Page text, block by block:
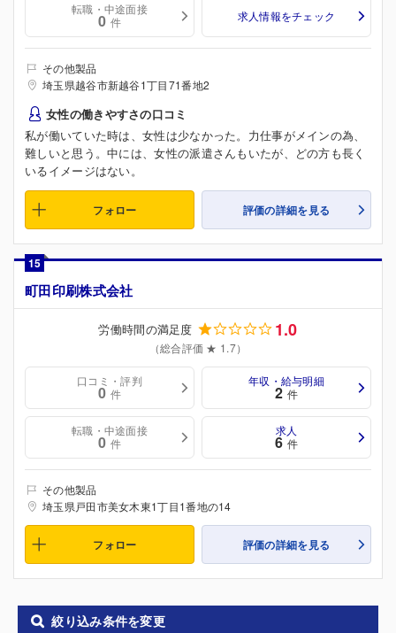
転職・中途面接
0 件 求人情報をチェック
その他製品
埼玉県越谷市新越谷1丁目71番地2
女性の働きやすさの口コミ
私が働いていた時は、女性は少なかった。力仕事がメインの為、
難しいと思う。中には、女性の派遣さんもいたが、どの方も長く
いるイメージはない。
フォロー 評価の詳細を見る
15
町田印刷株式会社
労働時間の満足度 1.0
（総合評価 ★ 1.7）
口コミ・評判
0 件
年収・給与明細
2 件
転職・中途面接
0 件
求人
6 件
その他製品
埼玉県戸田市美女木東1丁目1番地の14
フォロー 評価の詳細を見る
絞り込み条件を変更